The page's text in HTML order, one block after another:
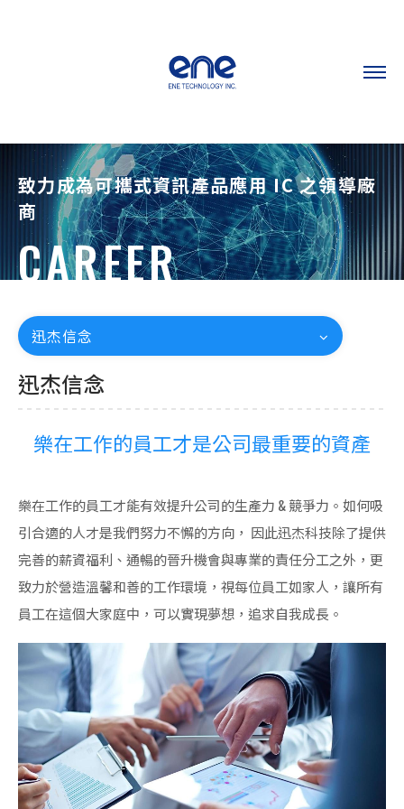
致力成為可攜式資訊產品應用 IC 之領導廠
商
CAREER
迅杰信念
迅杰信念
樂在工作的員工才是公司最重要的資產
樂在工作的員工才能有效提升公司的生產力 & 競爭力。如何吸
引合適的人才是我們努力不懈的方向， 因此迅杰科技除了提供
完善的薪資福利、通暢的晉升機會與專業的責任分工之外，更
致力於營造溫馨和善的工作環境，視每位員工如家人，讓所有
員工在這個大家庭中，可以實現夢想，追求自我成長。